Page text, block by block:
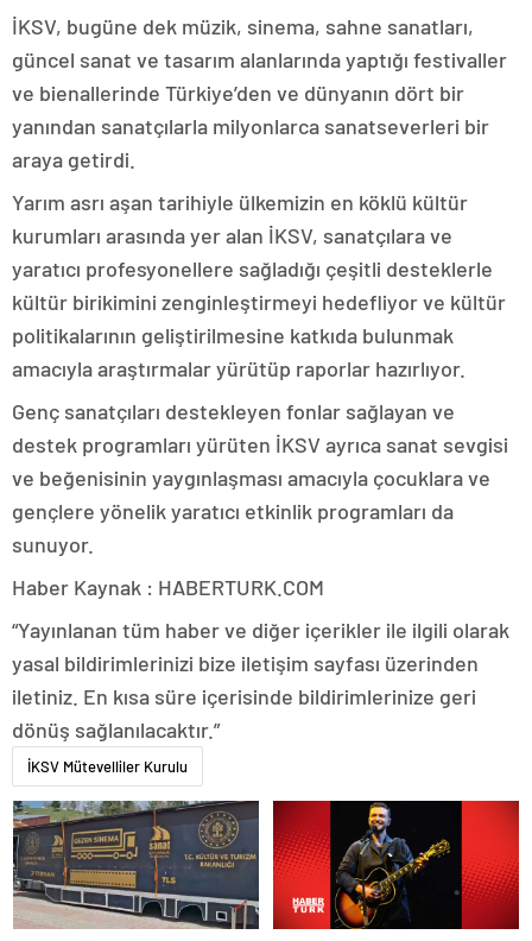
İKSV, bugüne dek müzik, sinema, sahne sanatları,
güncel sanat ve tasarım alanlarında yaptığı festivaller
ve bienallerinde Türkiye’den ve dünyanın dört bir
yanından sanatçılarla milyonlarca sanatseverleri bir
araya getirdi.
Yarım asrı aşan tarihiyle ülkemizin en köklü kültür
kurumları arasında yer alan İKSV, sanatçılara ve
yaratıcı profesyonellere sağladığı çeşitli desteklerle
kültür birikimini zenginleştirmeyi hedefliyor ve kültür
politikalarının geliştirilmesine katkıda bulunmak
amacıyla araştırmalar yürütüp raporlar hazırlıyor.
Genç sanatçıları destekleyen fonlar sağlayan ve
destek programları yürüten İKSV ayrıca sanat sevgisi
ve beğenisinin yaygınlaşması amacıyla çocuklara ve
gençlere yönelik yaratıcı etkinlik programları da
sunuyor.
Haber Kaynak : HABERTURK.COM
“Yayınlanan tüm haber ve diğer içerikler ile ilgili olarak
yasal bildirimlerinizi bize iletişim sayfası üzerinden
iletiniz. En kısa süre içerisinde bildirimlerinize geri
dönüş sağlanılacaktır.”
İKSV Mütevelliler Kurulu